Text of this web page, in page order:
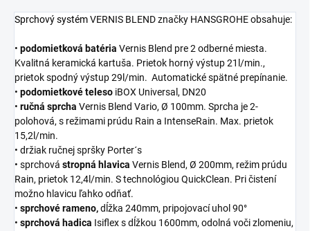
Sprchový systémVERNIS BLEND značky HANSGROHE obsahuje:
• podomietková batéria Vernis Blend pre 2 odberné miesta.
Kvalitná keramická kartuša. Prietok horný výstup 21l/min.,
prietok spodný výstup 29l/min. Automatické spätné prepínanie.
• podomietkovételeso iBOX Universal, DN20
• ručná sprcha Vernis Blend Vario, Ø 100mm. Sprcha je 2-
polohová, s režimami prúdu Rain a IntenseRain. Max. prietok
15,2l/min.
• držiak ručnej spršky Porter´s
• sprchová stropná hlavica Vernis Blend, Ø 200mm, režim prúdu
Rain, prietok 12,4l/min. S technológiou QuickClean. Pri čistení
možno hlavicu ľahko odňať.
• sprchovérameno,dĺžka 240mm, pripojovací uhol 90°
• sprchová hadica Isiflex s dĺžkou 1600mm, odolná voči zlomeniu,